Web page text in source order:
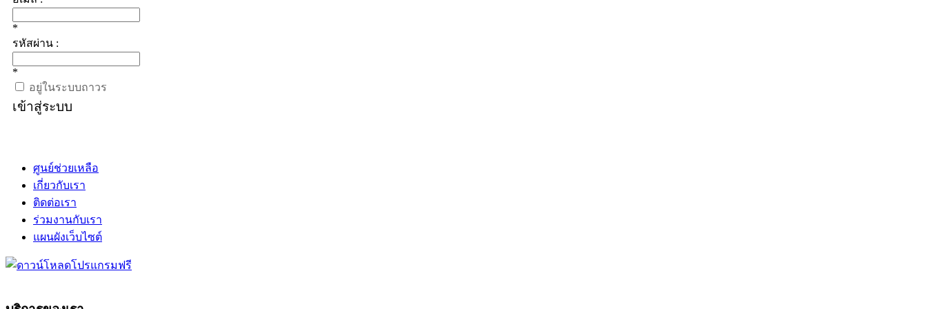
*
รหัสผ่าน :
*
อยู่ในระบบถาวร
เข้าสู่ระบบ
ศูนย์ช่วยเหลือ
เกี่ยวกับเรา
ติดต่อเรา
ร่วมงานกับเรา
แผนผังเว็บไซต์